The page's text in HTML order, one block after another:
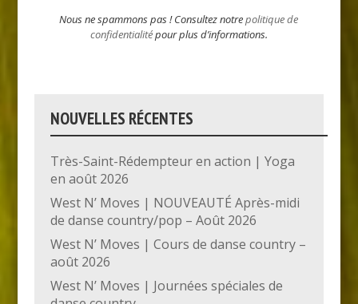
Nous ne spammons pas ! Consultez notrepolitique de
confidentialitépour plus d’informations.
NOUVELLES RÉCENTES
Très-Saint-Rédempteur en action | Yoga
en août 2026
West N’ Moves | NOUVEAUTÉ Après-midi
de danse country/pop – Août 2026
West N’ Moves | Cours de danse country –
août 2026
West N’ Moves | Journées spéciales de